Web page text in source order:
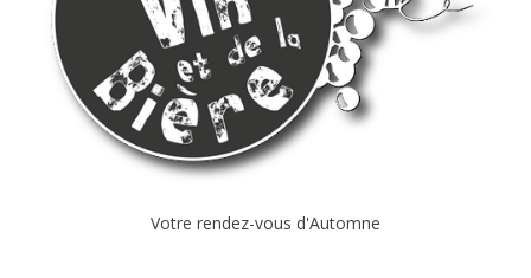
Votre rendez-vous d'Automne